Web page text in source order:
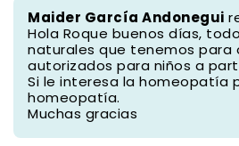
Maider García Andonegui
Hola Roque buenos días,
naturales que tenemos para
autorizados para niños a
Si le interesa la homeopatía
homeopatía.
Muchas gracias